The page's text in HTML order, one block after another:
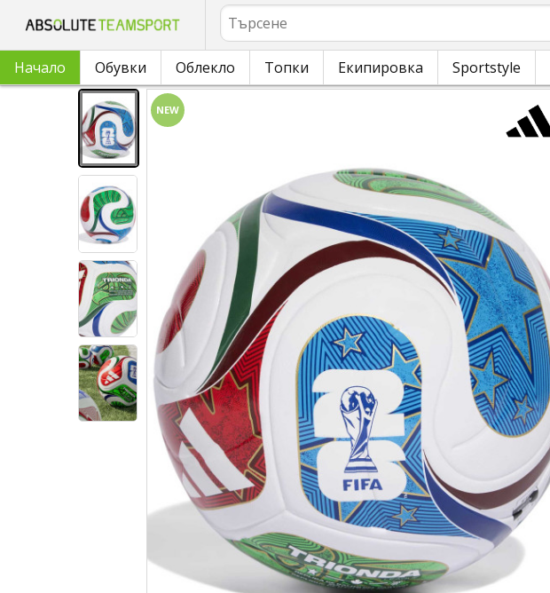
Търсене
Начало Обувки Облекло Топки Екипировка Sportstyle
NEW